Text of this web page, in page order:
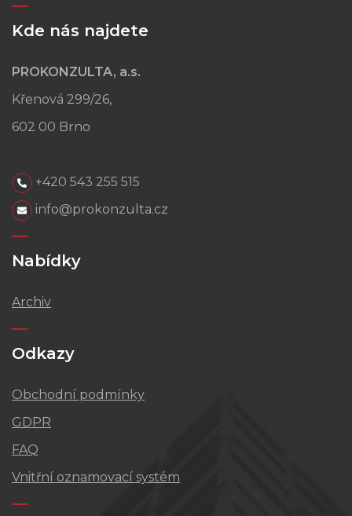
Kde nás najdete
PROKONZULTA, a.s.
Křenová 299/26,
602 00 Brno
+420 543 255 515
info@prokonzulta.cz
Nabídky
Archiv
Odkazy
Obchodní podmínky
GDPR
FAQ
Vnitřní oznamovací systém